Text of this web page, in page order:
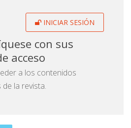
INICIAR SESIÓN
con sus
acceso
a los contenidos
la revista.